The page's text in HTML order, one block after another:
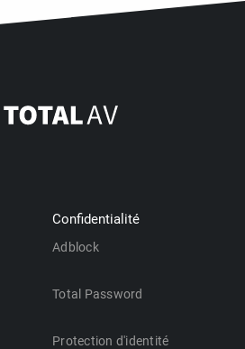
Confidentialité
Adblock
Total Password
Protection d'identité